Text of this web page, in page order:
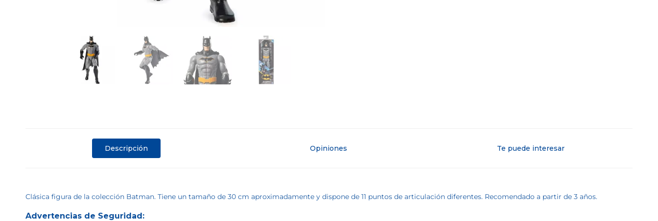
Descripción Opiniones Te puede interesar
Clásica figura de la colección Batman. Tiene un tamaño de 30 cm aproximadamente y dispone de 11 puntos de articulación diferentes. Recomendado a partir de 3 años.
Advertencias de Seguridad: